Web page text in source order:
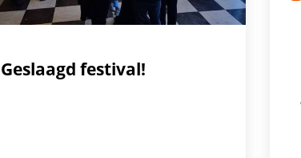
Geslaagd festival!